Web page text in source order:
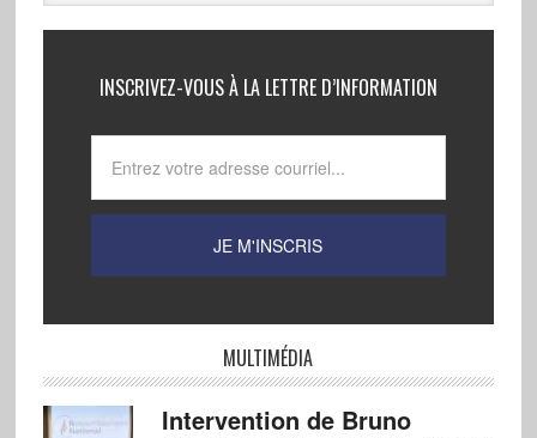
INSCRIVEZ-VOUS À LA LETTRE D’INFORMATION
MULTIMÉDIA
Intervention de Bruno